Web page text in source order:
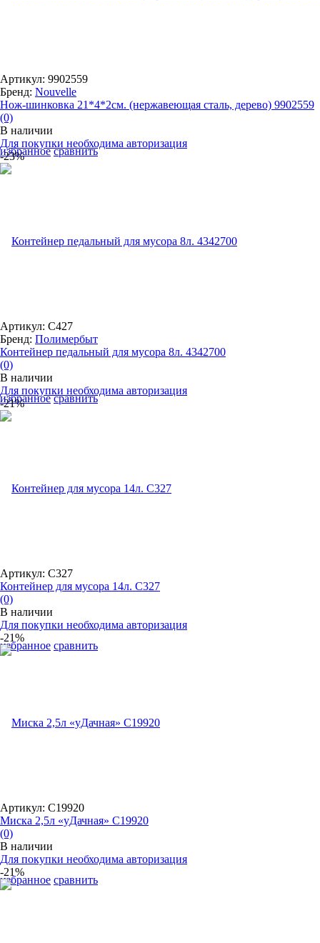
избранное сравнить
Артикул: 9902559
Бренд: Nouvelle
Нож-шинковка 21*4*2см. (нержавеющая сталь, дерево) 9902559
(0)
В наличии
Для покупки необходима авторизация
-23%
избранное сравнить
Артикул: С427
Бренд: Полимербыт
Контейнер педальный для мусора 8л. 4342700
(0)
В наличии
Для покупки необходима авторизация
-21%
избранное сравнить
Артикул: С327
Контейнер для мусора 14л. С327
(0)
В наличии
Для покупки необходима авторизация
-21%
избранное сравнить
Артикул: С19920
Миска 2,5л «уДачная» С19920
(0)
В наличии
Для покупки необходима авторизация
-21%